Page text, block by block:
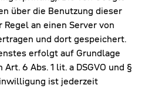
über die Benutzung dieser
an einen Server von
und dort gespeichert.
erfolgt auf Grundlage
6 Abs. 1 lit. a DSGVO und §
ist jederzeit